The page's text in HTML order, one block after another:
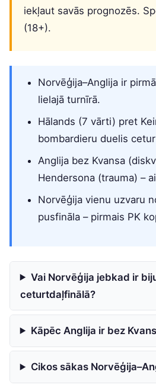
iekļaut savās prognozēs.
(18+).
Norvēģija–Anglija ir
lielajā turnīrā.
Hālands (7 vārti) pret
bombardieru duelis
Anglija bez Kvansa
Hendersona (trauma) –
Norvēģija vienu uzvaru
pusfināla – pirmais PK
Vai Norvēģija jebkad ir
ceturtdaļfinālā?
Kāpēc Anglija ir bez
Cikos sākas